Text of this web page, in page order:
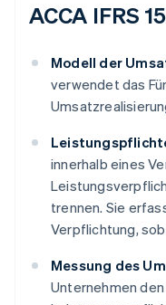
ACCA IFRS 15
Modell der
verwendet das
innerhalb eines
trennen. Sie
Verpflichtung,
Messung des
Unternehmen